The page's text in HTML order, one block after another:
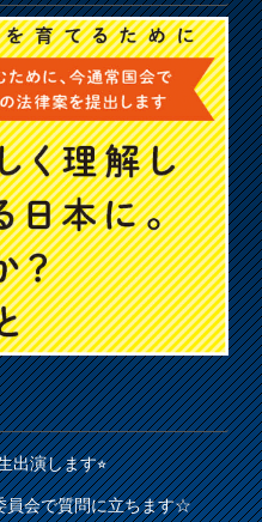
出演します⭐︎
員会で質問に立ちます☆